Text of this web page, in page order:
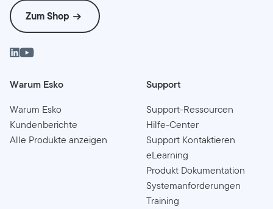
Zum Shop
Warum Esko
Warum Esko
Kundenberichte
Alle Produkte anzeigen
Support
Support-Ressourcen
Hilfe-Center
Support Kontaktieren
eLearning
Produkt Dokumentation
Systemanforderungen
Training